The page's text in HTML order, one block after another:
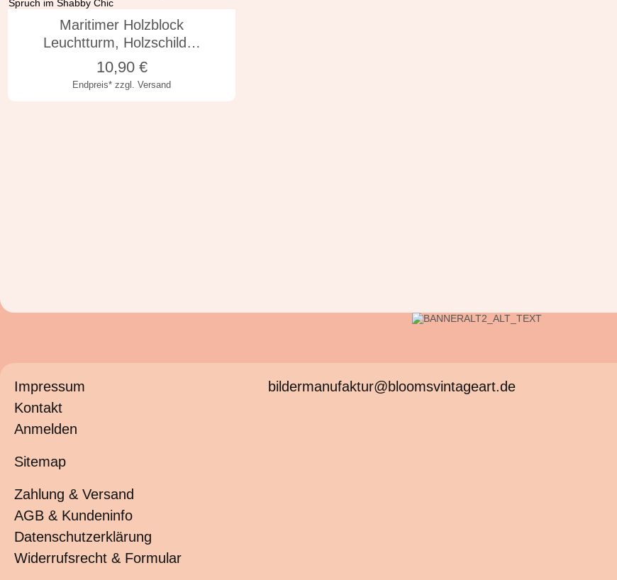
10x10x1 cm 10x10x2 cm
Maritimer Holzblock
Leuchtturm, Holzschild…
Endpreis* zzgl. Versand
10,90€
Impressum
Kontakt
Anmelden
Sitemap
Zahlung & Versand
AGB & Kundeninfo
Datenschutzerklärung
Widerrufsrecht & Formular
bildermanufaktur@bloomsvintageart.de